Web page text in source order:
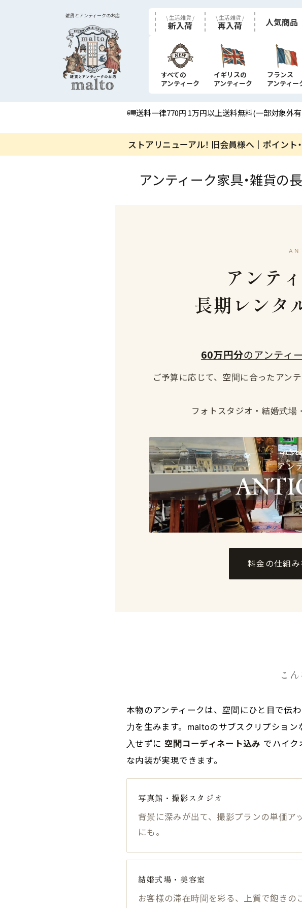
雑貨とアンティークのお店 \ 生活雑貨 /
新入荷
\ 生活雑貨 /
再入荷 人気商品
すべての
アンティーク
イギリスの
アンティーク
フランス
アンティー
送料一律770円 1万円以上送料無料(一部対象外
ストアリニューアル！ 旧会員様へ｜ポイン
アンティーク家具・雑貨の​
アンテ
長期レンタ
60万円分の​アンティ
ご予算に応じて、空間に合ったアン
フォトスタジオ・結婚式場
料金の仕組み
こ
本物のアンティークは、空間にひと目で伝
力を生みます。maltoのサブスクリプション
入せずに 空間コーディネート込み でハイク
な内装が実現できます。
写真館・撮影スタジオ
背景に深みが出て、撮影プランの単価ア
にも。
結婚式場・美容室
お客様の滞在時間を彩る、上質で飽きの